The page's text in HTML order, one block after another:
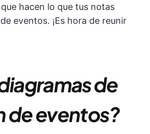
hacen lo que tus notas
eventos. ¡Es hora de reunir
de
de eventos?